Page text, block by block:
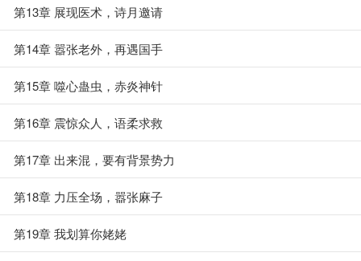
第13章 展现医术，诗月邀请
第14章 嚣张老外，再遇国手
第15章 噬心蛊虫，赤炎神针
第16章 震惊众人，语柔求救
第17章 出来混，要有背景势力
第18章 力压全场，嚣张麻子
第19章 我划算你姥姥